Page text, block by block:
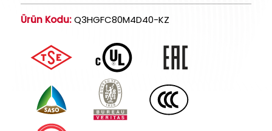
Ürün Kodu:Q3HGFC80M4D40-KZ